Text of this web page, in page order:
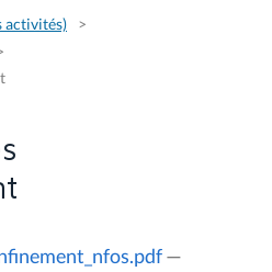
activités)
—